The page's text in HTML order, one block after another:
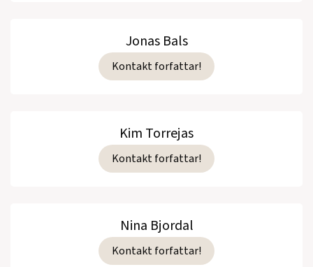
Jonas Bals
Kontakt forfattar!
Kim Torrejas
Kontakt forfattar!
Nina Bjordal
Kontakt forfattar!